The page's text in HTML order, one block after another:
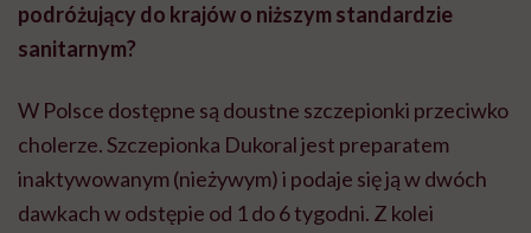
podróżujący do krajów o niższym standardzie
sanitarnym?
W Polsce dostępne są doustne szczepionki przeciwko
cholerze. Szczepionka Dukoral jest preparatem
inaktywowanym (nieżywym) i podaje się ją w dwóch
dawkach w odstępie od 1 do 6 tygodni. Z kolei